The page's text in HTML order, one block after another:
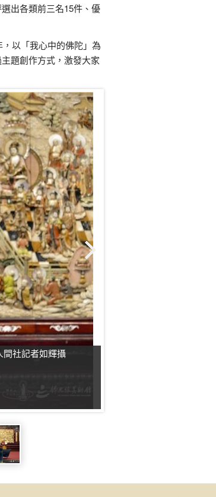
出各類前三名15件、優
以「我心中的佛陀」為
題創作方式，激發大家
間社記者如輝攝​